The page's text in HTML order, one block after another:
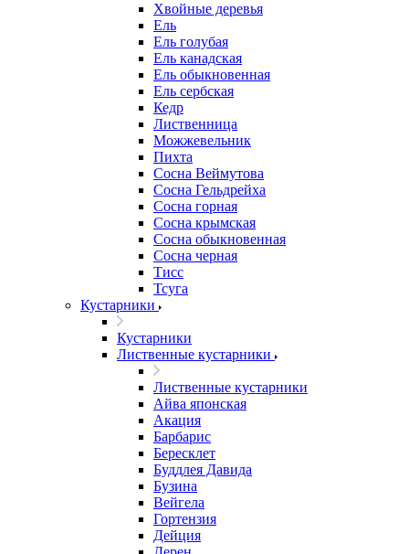
Хвойные деревья
Ель
Ель голубая
Ель канадская
Ель обыкновенная
Ель сербская
Кедр
Лиственница
Можжевельник
Пихта
Сосна Веймутова
Сосна Гельдрейха
Сосна горная
Сосна крымская
Сосна обыкновенная
Сосна черная
Тисс
Тсуга
Кустарники
Кустарники
Лиственные кустарники
Лиственные кустарники
Айва японская
Акация
Барбарис
Бересклет
Буддлея Давида
Бузина
Вейгела
Гортензия
Дейция